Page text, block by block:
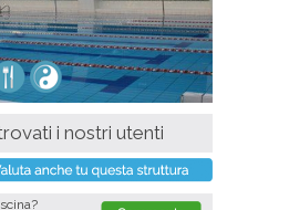
i nostri utenti